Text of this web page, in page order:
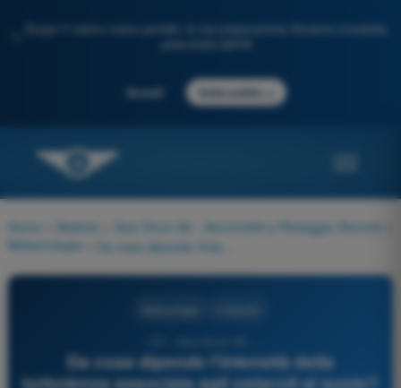
Scopri il nostro nuovo portale: la tua preparazione d'esame completa,
Accedi Inizia subito
Home Materie Quiz Droni A2 - Aeromobili a Pilotaggio Remoto
Meteorologia
Da cosa dipende l'intensità della